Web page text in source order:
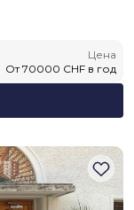
Цена
От 70000 CHF в год